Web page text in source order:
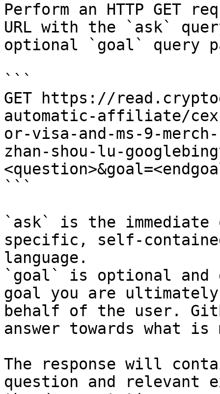
Perform an HTTP GET
URL with the `ask`
optional `goal` query
```
GET https://
automatic-affiliate/cex-
or-visa-and-ms-9-merch-
zhan-shou-lu-
```
`ask` is the
specific, self-
language.
`goal` is optional and
goal you are
behalf of the user.
answer towards what
The response will
question and relevant